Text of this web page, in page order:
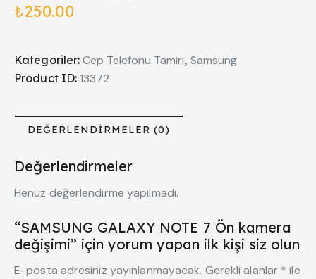
₺250.00
Kategoriler:Cep Telefonu Tamiri, Samsung
Product ID: 13372
DEĞERLENDIRMELER (0)
Değerlendirmeler
Henüz değerlendirme yapılmadı.
“SAMSUNG GALAXY NOTE 7 Ön kamera
değişimi” için yorum yapan ilk kişi siz olun
E-posta adresiniz yayınlanmayacak. Gerekli alanlar * ile